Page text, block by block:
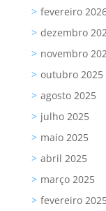
fevereiro
dezembro
novembro
outubro 2025
agosto 2025
julho 2025
maio 2025
abril 2025
março 2025
fevereiro